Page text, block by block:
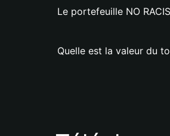
Le portefeuille NO
Quelle est la valeur du